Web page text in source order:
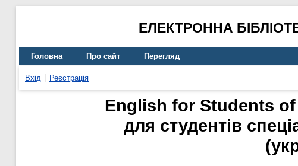
ЕЛЕКТРОННА
Головна Про сайт Перегляд
Вхід Реєстрація
English for Students
для студентів